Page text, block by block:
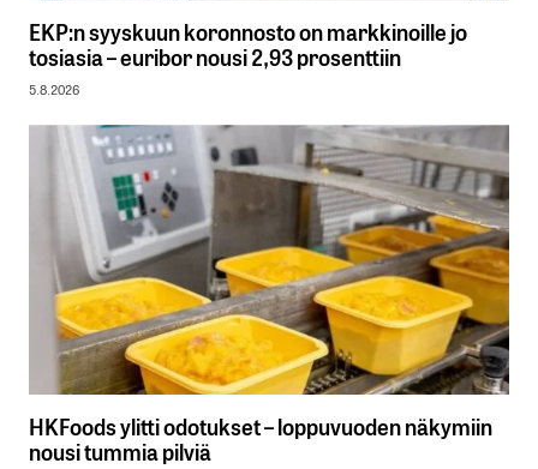
EKP:n syyskuun koronnosto on markkinoille jo
tosiasia – euribor nousi 2,93 prosenttiin
5.8.2026
HKFoods ylitti odotukset – loppuvuoden näkymiin
nousi tummia pilviä